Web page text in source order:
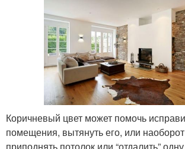
Коричневый цвет может помочь
помещения, вытянуть его, или